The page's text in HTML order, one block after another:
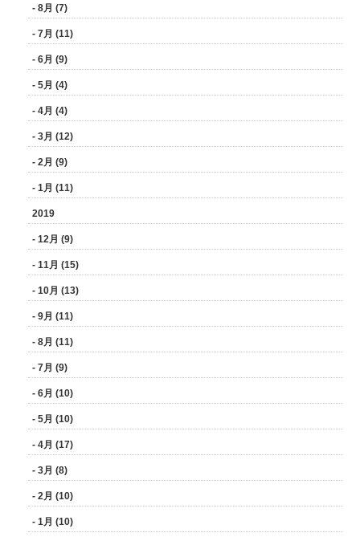
- 8月 (7)
- 7月 (11)
- 6月 (9)
- 5月 (4)
- 4月 (4)
- 3月 (12)
- 2月 (9)
- 1月 (11)
2019
- 12月 (9)
- 11月 (15)
- 10月 (13)
- 9月 (11)
- 8月 (11)
- 7月 (9)
- 6月 (10)
- 5月 (10)
- 4月 (17)
- 3月 (8)
- 2月 (10)
- 1月 (10)